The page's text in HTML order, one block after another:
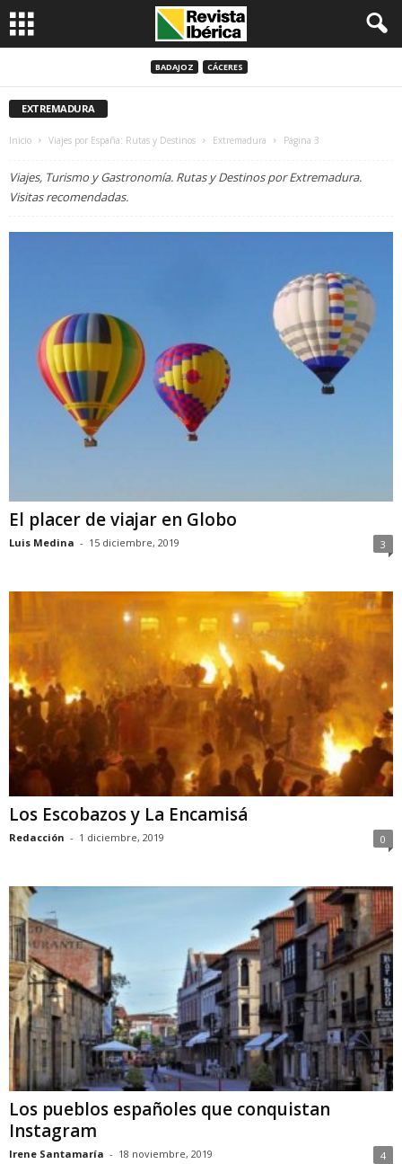
BADAJOZ CÁCERES
EXTREMADURA
Inicio Viajes por España: Rutas y Destinos Extremadura Página 3
Viajes, Turismo y Gastronomía. Rutas y Destinos por Extremadura.
Visitas recomendadas.
El placer de viajar en Globo
Luis Medina - 15 diciembre, 2019 3
Los Escobazos y La Encamisá
Redacción - 1 diciembre, 2019 0
Los pueblos españoles que conquistan
Instagram
Irene Santamaría - 18 noviembre, 2019 4